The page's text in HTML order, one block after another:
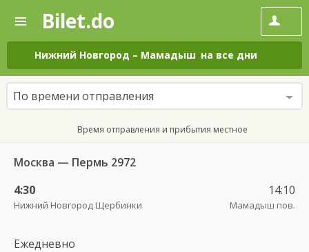
—
Поиск
и
покупка
билетов
на
автобус
онлайн
Bilet.do
Нижний Новгород – Мамадыш на все дни
По времени отправления
Время отправления и прибытия местное
Москва — Пермь 2972
4:30
Нижний Новгород Щербинки
14:10
Мамадыш пов.
Ежедневно